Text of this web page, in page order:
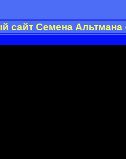
сайт Семена Альтмана